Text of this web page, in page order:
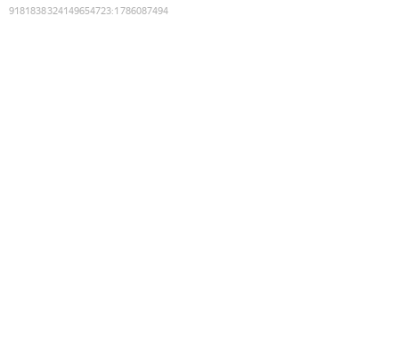
9181838324149654723:1786087494